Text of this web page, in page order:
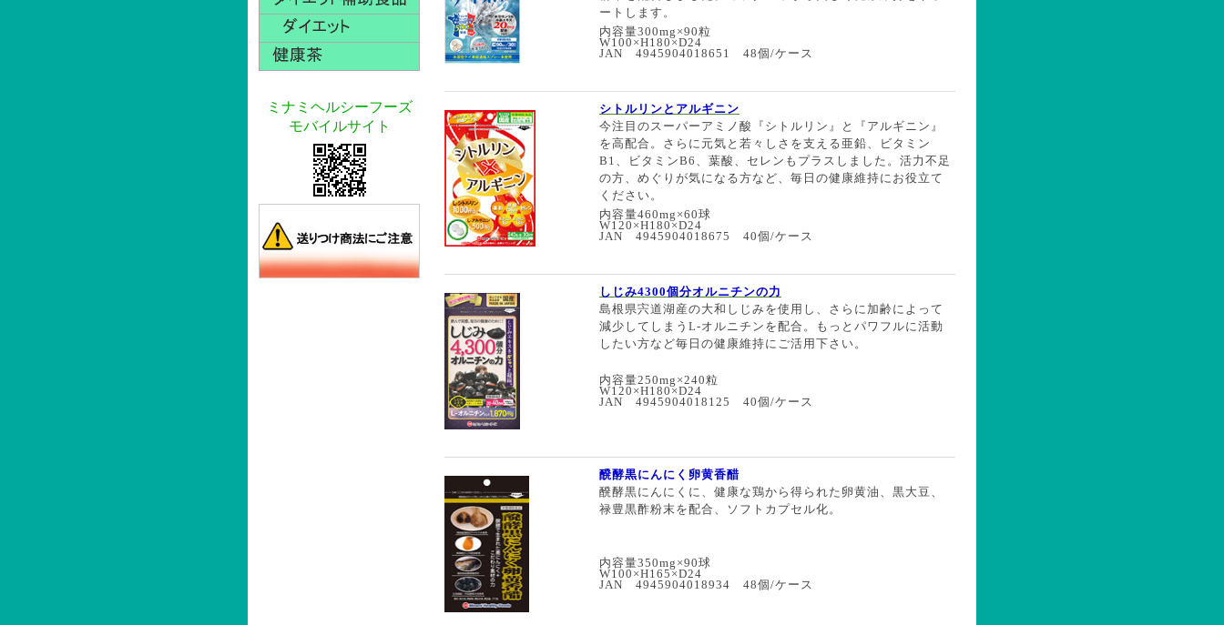
ミナミヘルシーフーズ
モバイルサイト
ートします。
内容量300mg×90粒
W100×H180×D24
JAN 4945904018651 48個/ケース
シトルリンとアルギニン
今注目のスーパーアミノ酸『シトルリン』と『アルギニン』
を高配合。さらに元気と若々しさを支える亜鉛、ビタミン
B1、ビタミンB6、葉酸、セレンもプラスしました。活力不足
の方、めぐりが気になる方など、毎日の健康維持にお役立て
ください。
内容量460mg×60球
W120×H180×D24
JAN 4945904018675 40個/ケース
しじみ4300個分オルニチンの力
島根県宍道湖産の大和しじみを使用し、さらに加齢によって
減少してしまうL-オルニチンを配合。もっとパワフルに活動
したい方など毎日の健康維持にご活用下さい。
内容量250mg×240粒
W120×H180×D24
JAN 4945904018125 40個/ケース
醗酵黒にんにく卵黄香醋
醗酵黒にんにくに、健康な鶏から得られた卵黄油、黒大豆、
禄豊黒酢粉末を配合、ソフトカプセル化。
内容量350mg×90球
W100×H165×D24
JAN 4945904018934 48個/ケース